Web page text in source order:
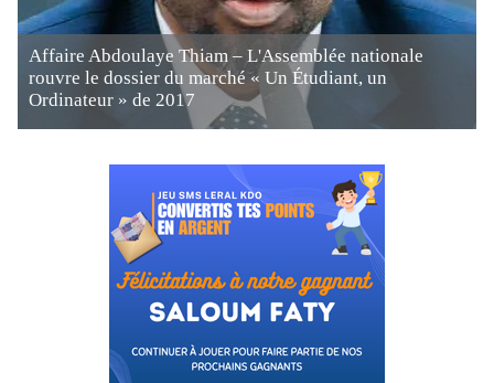
Affaire Abdoulaye Thiam – L'Assemblée nationale
rouvre le dossier du marché « Un Étudiant, un
Ordinateur » de 2017